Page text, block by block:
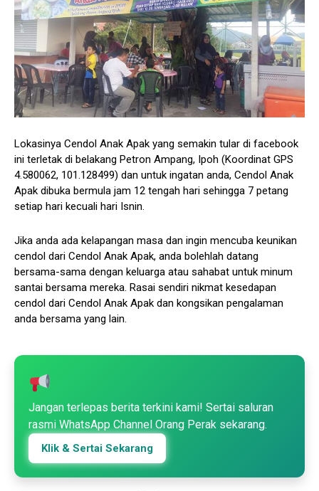
Lokasinya Cendol Anak Apak yang semakin tular di facebook
ini terletak di belakang Petron Ampang, Ipoh (Koordinat GPS
4.580062, 101.128499) dan untuk ingatan anda, Cendol Anak
Apak dibuka bermula jam 12 tengah hari sehingga 7 petang
setiap hari kecuali hari Isnin.
Jika anda ada kelapangan masa dan ingin mencuba keunikan
cendol dari Cendol Anak Apak, anda bolehlah datang
bersama-sama dengan keluarga atau sahabat untuk minum
santai bersama mereka. Rasai sendiri nikmat kesedapan
cendol dari Cendol Anak Apak dan kongsikan pengalaman
anda bersama yang lain.
Jangan terlepas berita terkini kami! Sertai saluran
rasmi WhatsApp Channel Orang Perak sekarang.
Klik & Sertai Sekarang